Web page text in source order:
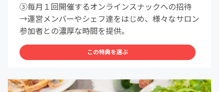
③毎月１回開催するオンラインスナックへの招待
→運営メンバーやシェフ達をはじめ、様々なサロン
参加者との濃厚な時間を提供。
この特典を選ぶ